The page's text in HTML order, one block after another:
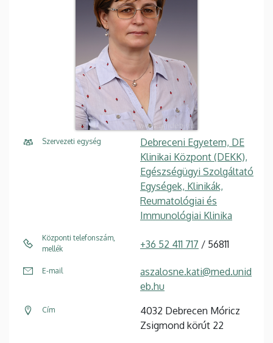
Szervezeti egység
Debreceni Egyetem, DE
Klinikai Központ (DEKK),
Egészségügyi Szolgáltató
Egységek, Klinikák,
Reumatológiai és
Immunológiai Klinika
Központi telefonszám,
mellék
+36 52 411 717 / 56811
E-mail
aszalosne.kati@med.unid
eb.hu
Cím
4032 Debrecen Móricz
Zsigmond körút 22